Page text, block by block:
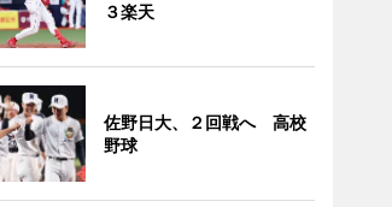
３楽天
佐野日大、２回戦へ 高校
野球